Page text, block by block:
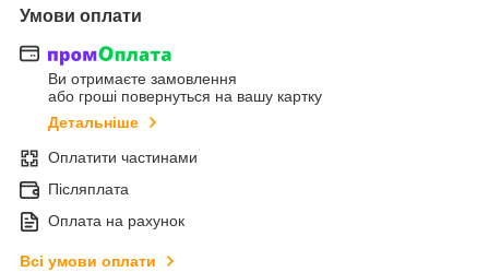
Умови оплати
Ви отримаєте замовлення
або гроші повернуться на вашу картку
Детальніше
Оплатити частинами
Післяплата
Оплата на рахунок
Всі умови оплати